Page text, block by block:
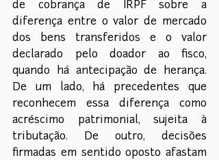
de cobrança de IRPF sobre a
diferença entre o valor de mercado
dos bens transferidos e o valor
declarado pelo doador ao fisco,
quando há antecipação de herança.
De um lado, há precedentes que
reconhecem essa diferença como
acréscimo patrimonial, sujeita à
tributação. De outro, decisões
firmadas em sentido oposto afastam